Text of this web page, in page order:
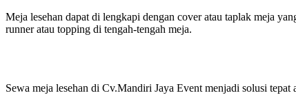
Meja lesehan dapat di lengkapi dengan cover atau taplak meja
runner atau topping di tengah-tengah meja.
Sewa meja lesehan di Cv.Mandiri Jaya Event menjadi solusi